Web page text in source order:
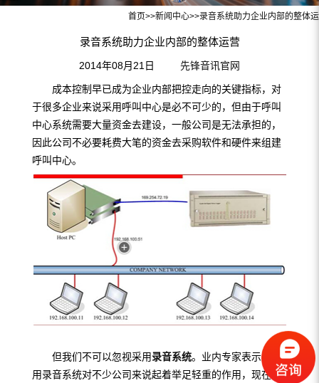
首页>>新闻中心>>录音系统助力企业内部的整体
录音系统助力企业内部的整体运营
2014年08月21日 先锋音讯官网
成本控制早已成为企业内部把控走向的关键指标，对
于很多企业来说采用呼叫中心是必不可少的，但由于呼叫
中心系统需要大量资金去建设，一般公司是无法承担的，
因此公司不必要耗费大笔的资金去采购软件和硬件来组建
呼叫中心。
但我们不可以忽视采用录音系统。业内专家表示过采
用录音系统对不少公司来说起着举足轻重的作用，现在越